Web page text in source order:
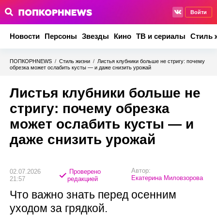
Войти
Новости Персоны Звезды Кино ТВ и сериалы Стиль
ПОПКОРНNEWS / Стиль жизни / Листья клубники больше не стригу: почему
обрезка может ослабить кусты — и даже снизить урожай
Листья клубники больше не
стригу: почему обрезка
может ослабить кусты — и
даже снизить урожай
02.07.2026
21:57
Проверено
редакцией
Автор:
Екатерина Миловзорова
Что важно знать перед осенним
уходом за грядкой.